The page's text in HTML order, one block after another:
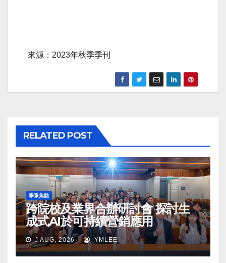
來源：2023年秋季季刊
RELATED POST
學系焦點
跨院校及業界合辦研討會 探討生
成式AI於可持續營銷應用
J AUG, 2026 YMLEE